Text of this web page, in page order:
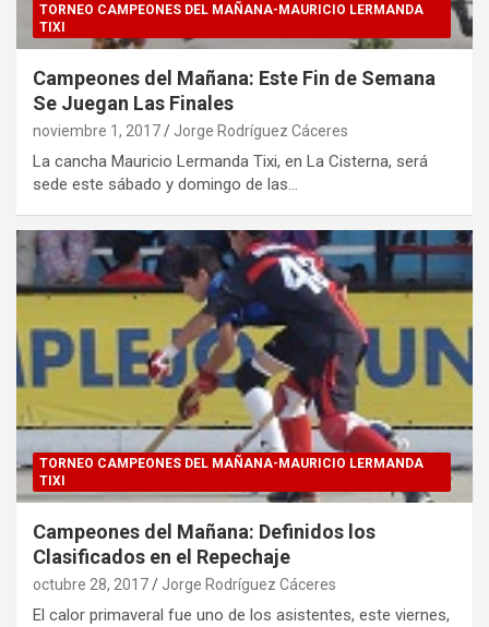
TORNEO CAMPEONES DEL MAÑANA-MAURICIO LERMANDA
TIXI
Campeones del Mañana: Este Fin de Semana
Se Juegan Las Finales
noviembre 1, 2017 Jorge Rodríguez Cáceres
La cancha Mauricio Lermanda Tixi, en La Cisterna, será
sede este sábado y domingo de las…
TORNEO CAMPEONES DEL MAÑANA-MAURICIO LERMANDA
TIXI
Campeones del Mañana: Definidos los
Clasificados en el Repechaje
octubre 28, 2017 Jorge Rodríguez Cáceres
El calor primaveral fue uno de los asistentes, este viernes,